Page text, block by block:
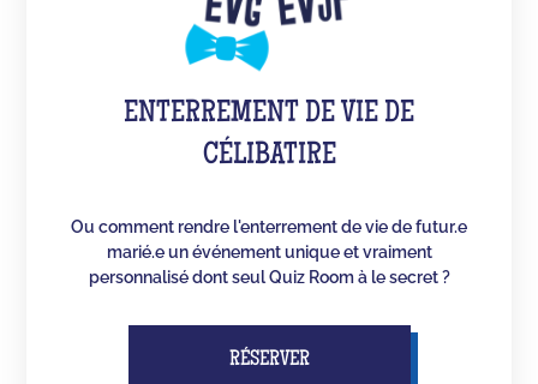
ENTERREMENT DE VIE DE
CÉLIBATIRE
Ou comment rendre l'enterrement de vie de futur.e
marié.e un événement unique et vraiment
personnalisé dont seul Quiz Room à le secret ?
RÉSERVER